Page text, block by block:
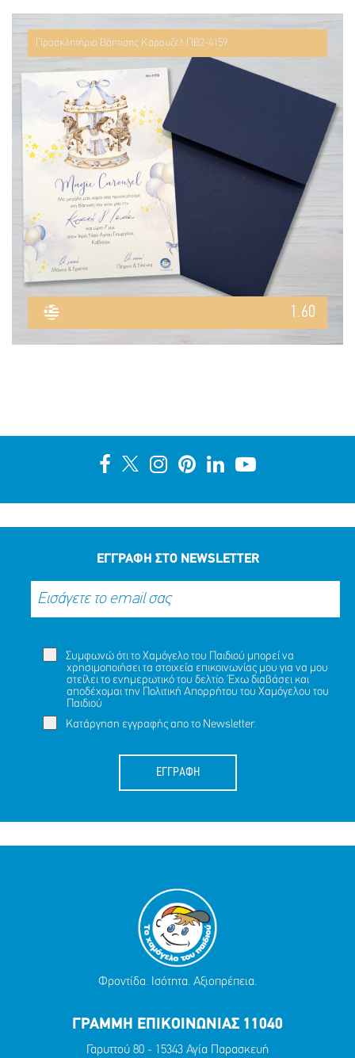
Προσκλητήριο Βάπτισης Καρουζέλ ΠΒ2-4159
1.60
ΕΓΓΡΑΦΗ ΣΤΟ NEWSLETTER
Συμφωνώ ότι το Χαμόγελο του Παιδιού μπορεί να
χρησιμοποιήσει τα στοιχεία επικοινωνίας μου για να μου
στείλει το ενημερωτικό του δελτίο. Έχω διαβάσει και
αποδέχομαι την Πολιτική Απορρήτου του Χαμόγελου του
Παιδιού
Κατάργηση εγγραφής απο το Newsletter.
ΕΓΓΡΑΦΗ
Φροντίδα. Ισότητα. Αξιοπρέπεια.
ΓΡΑΜΜΗ ΕΠΙΚΟΙΝΩΝΙΑΣ 11040
Γαρυττού 80 - 15343 Αγία Παρασκευή